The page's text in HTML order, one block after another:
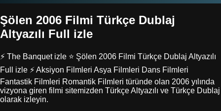
Şölen 2006 Filmi Türkçe Dublaj
Altyazılı Full izle
⚡ The Banquet izle ⭐ Şölen 2006 Filmi Türkçe Dublaj Altyazılı
Full izle ⚡ Aksiyon Filmleri Asya Filmleri Dans Filmleri
Fantastik Filmleri Romantik Filmleri türünde olan 2006 yılında
vizyona giren filmi sitemizden Türkçe Altyazılı ve Türkçe Dublaj
olarak izleyin.